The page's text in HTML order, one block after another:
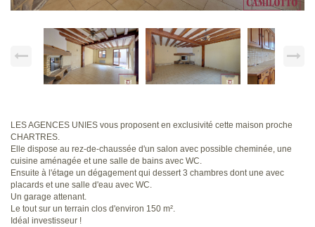
LES AGENCES UNIES vous proposent en exclusivité cette maison proche
CHARTRES.
Elle dispose au rez-de-chaussée d'un salon avec possible cheminée, une
cuisine aménagée et une salle de bains avec WC.
Ensuite à l'étage un dégagement qui dessert 3 chambres dont une avec
placards et une salle d'eau avec WC.
Un garage attenant.
Le tout sur un terrain clos d'environ 150 m².
Idéal investisseur !